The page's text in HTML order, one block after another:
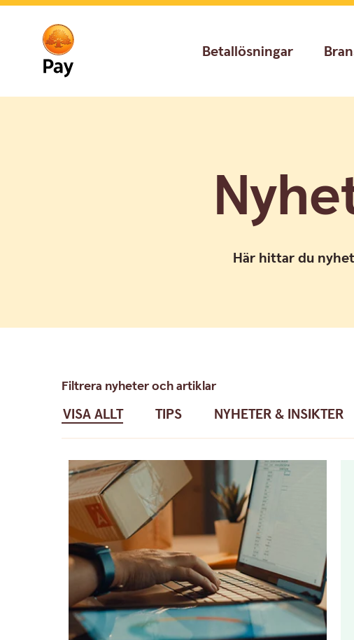
Go
navigation
Skip
Betallösningar
Här hittar du
Filtrera nyheter och artiklar
VISA ALLT TIPS NYHETER & INSIKTER